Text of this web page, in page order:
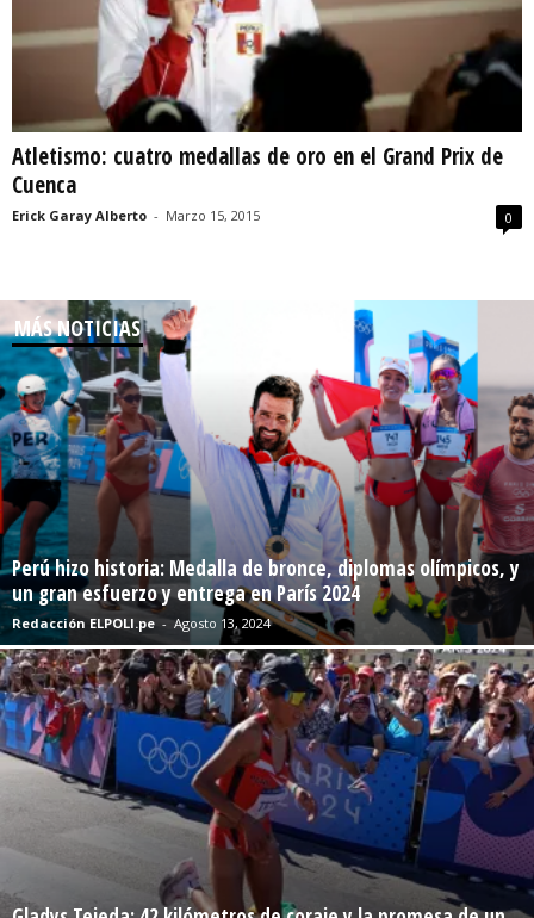
Atletismo: cuatro medallas de oro en el Grand Prix de
Cuenca
Erick Garay Alberto - Marzo 15, 2015 0
MÁS NOTICIAS
Perú hizo historia: Medalla de bronce, diplomas olímpicos, y
un gran esfuerzo y entrega en París 2024
Redacción ELPOLI.pe - Agosto 13, 2024